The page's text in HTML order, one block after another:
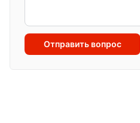
Отправить вопрос